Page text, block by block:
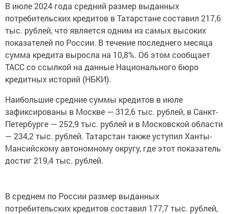
В июле 2024 года средний размер выданных
потребительских кредитов в Татарстане составил 217,6
тыс. рублей, что является одним из самых высоких
показателей по России. В течение последнего месяца
сумма кредита выросла на 10,8%. Об этом сообщает
ТАСС со ссылкой на данные Национального бюро
кредитных историй (НБКИ).
Наибольшие средние суммы кредитов в июле
зафиксированы в Москве — 312,6 тыс. рублей, в Санкт-
Петербурге — 252,9 тыс. рублей и в Московской области
— 234,2 тыс. рублей. Татарстан также уступил Ханты-
Мансийскому автономному округу, где этот показатель
достиг 219,4 тыс. рублей.
В среднем по России размер выданных
потребительских кредитов составил 177,7 тыс. рублей,